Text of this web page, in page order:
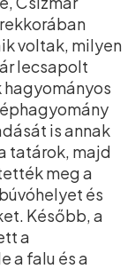
voltak, milyen
lecsapolt
hagyományos
is annak
tatárok, majd
meg a
és
Később, a
a
a falu és a